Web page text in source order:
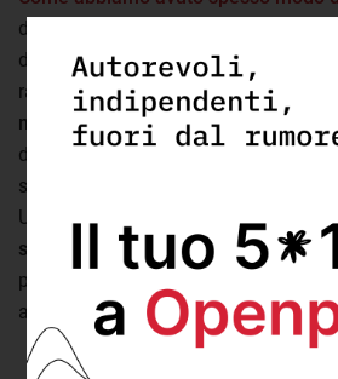
dei dati che riguardano la condizione
delle famiglie, a partire da quelli sulla
raccolti ogni anno, maal massimo
nazionale o regionale
. Una raccolta
disaggregata è infatti molto onerosa,
solo in occasioni come i censimenti
Un
approccio che in futuro sarà
superato
, secondo la logica del
promosso da Istat, ma che ad oggi
analisi e di intervento.